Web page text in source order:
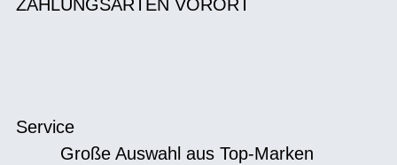
ZAHLUNGSARTEN VORORT
Service
Große Auswahl aus Top-Marken